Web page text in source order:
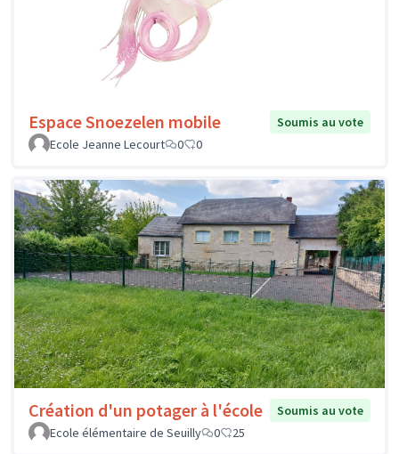
Espace Snoezelen mobile
Soumis au vote
Ecole Jeanne Lecourt
0 0
Création d'un potager à l'école
Soumis au vote
Ecole élémentaire de Seuilly
0 25